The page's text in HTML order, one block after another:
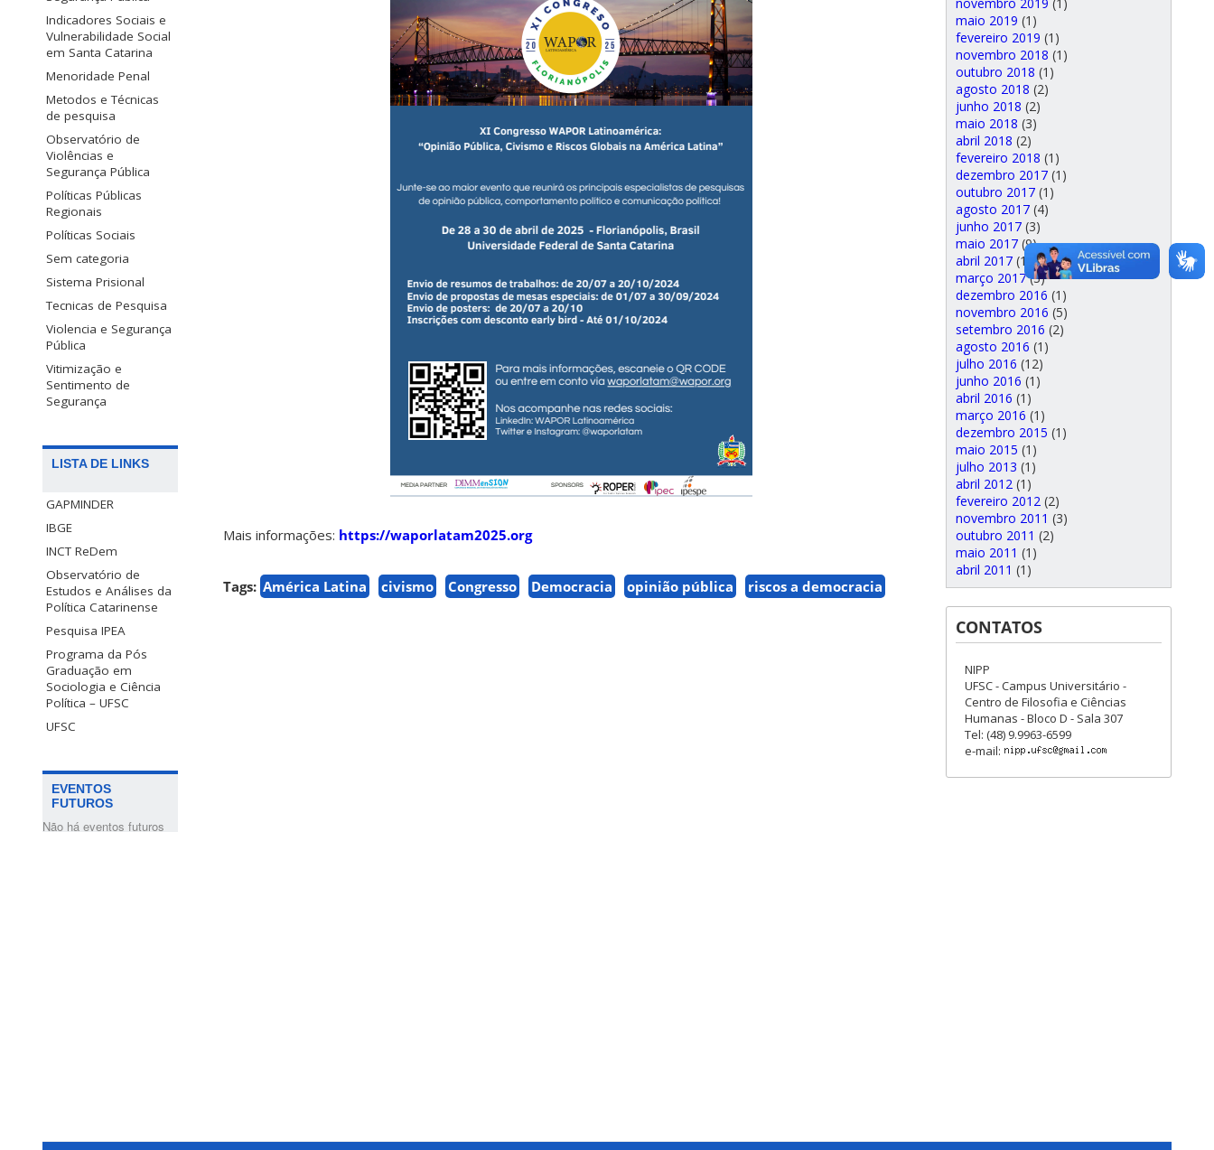
Indicadores Sociais e
Vulnerabilidade Social
em Santa Catarina
Menoridade Penal
Metodos e Técnicas
de pesquisa
Observatório de
Violências e
Segurança Pública
Políticas Públicas
Regionais
Políticas Sociais
Sem categoria
Sistema Prisional
Tecnicas de Pesquisa
Violencia e Segurança
Pública
Vitimização e
Sentimento de
Segurança
LISTA DE LINKS
GAPMINDER
IBGE
INCT ReDem
Observatório de
Estudos e Análises da
Política Catarinense
Pesquisa IPEA
Programa da Pós
Graduação em
Sociologia e Ciência
Política – UFSC
UFSC
EVENTOS
FUTUROS
Não há eventos futuros
Mais informações: https://waporlatam2025.org
Tags: América Latina civismo Congresso Democracia opinião pública riscos a democracia
maio 2019 (1)
fevereiro 2019 (1)
novembro 2018 (1)
outubro 2018 (1)
agosto 2018 (2)
junho 2018 (2)
maio 2018 (3)
abril 2018 (2)
fevereiro 2018 (1)
dezembro 2017 (1)
outubro 2017 (1)
agosto 2017 (4)
junho 2017 (3)
maio 2017 (9)
abril 2017 (1)
março 2017(3)
dezembro 2016 (1)
novembro 2016 (5)
setembro 2016 (2)
agosto 2016 (1)
julho 2016 (12)
junho 2016 (1)
abril 2016 (1)
março 2016 (1)
dezembro 2015 (1)
maio 2015 (1)
julho 2013 (1)
abril 2012 (1)
fevereiro 2012 (2)
novembro 2011 (3)
outubro 2011 (2)
maio 2011 (1)
abril 2011 (1)
CONTATOS
NIPP
UFSC - Campus Universitário -
Centro de Filosofia e Ciências
Humanas - Bloco D - Sala 307
Tel: (48) 9.9963-6599
e-mail: